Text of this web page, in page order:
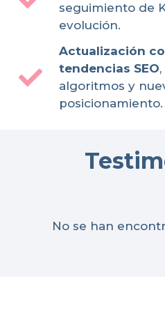
seguimiento de
evolución.
Actualización
tendencias SEO
algoritmos y
posicionamiento.
No se han